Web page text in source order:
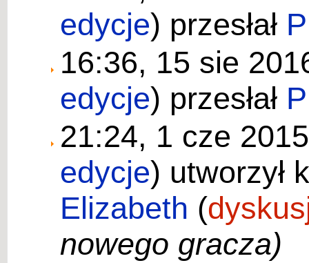
edycje) przesłał
16:36, 15 sie
edycje) przesłał
21:24, 1 cze
edycje) utworzył
Elizabeth (
nowego gracza)